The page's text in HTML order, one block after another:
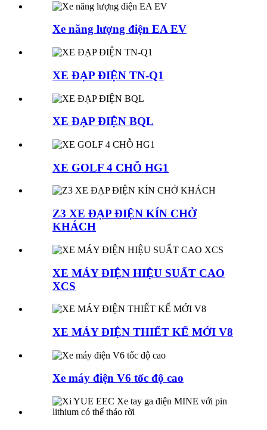
Xe năng lượng điện EA EV
XE ĐẠP ĐIỆN TN-Q1
XE ĐẠP ĐIỆN BQL
XE GOLF 4 CHỖ HG1
Z3 XE ĐẠP ĐIỆN KÍN CHỞ
KHÁCH
XE MÁY ĐIỆN HIỆU SUẤT CAO
XCS
XE MÁY ĐIỆN THIẾT KẾ MỚI V8
Xe máy điện V6 tốc độ cao